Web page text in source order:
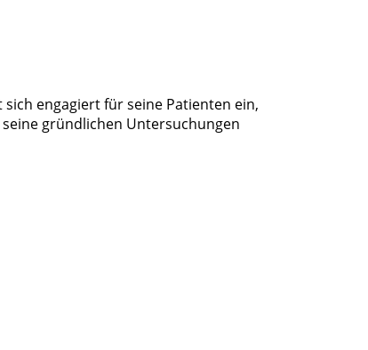
engagiert für seine Patienten ein,
gründlichen Untersuchungen